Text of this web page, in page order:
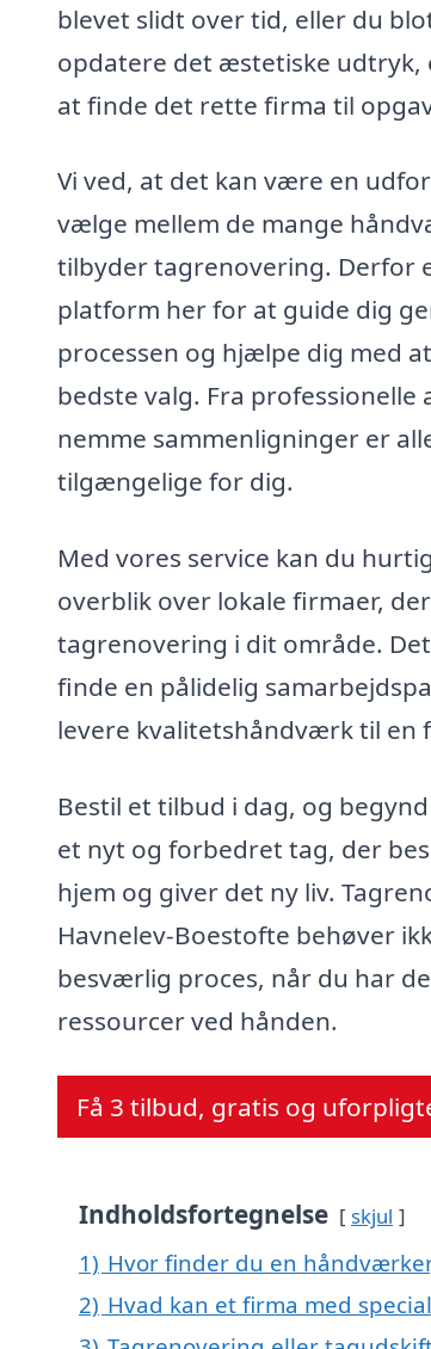
blevet slidt over tid, eller du
opdatere det æstetiske udtryk,
at finde det rette firma til
Vi ved, at det kan være en
vælge mellem de mange
tilbyder tagrenovering. Derfor
platform her for at guide dig
processen og hjælpe dig med
bedste valg. Fra professionelle
nemme sammenligninger er
tilgængelige for dig.
Med vores service kan du
overblik over lokale firmaer,
tagrenovering i dit område.
finde en pålidelig
levere kvalitetshåndværk til en
Bestil et tilbud i dag, og
et nyt og forbedret tag, der
hjem og giver det ny liv.
Havnelev-Boestofte behøver
besværlig proces, når du har
ressourcer ved hånden.
Få 3 tilbud, gratis og
Indholdsfortegnelse skjul
1) Hvor finder du en
2) Hvad kan et firma med